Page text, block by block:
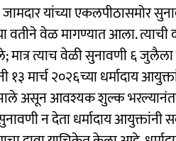
यांच्या एकलपीठासमोर
वतीने वेळ मागण्यात आला.
त्याच वेळी सुनावणी ६
१३ मार्च २०२६च्या धर्मादाय
झाले असून आवश्यक शुल्क
न देता धर्मादाय